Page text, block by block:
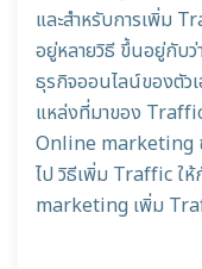
และสำหรับการเพิ่ม
อยู่หลายวิธี ขึ้นอยู่กับว่
ธุรกิจออนไลน์ของตัว
แหล่งที่มาของ
Online marketing
ไป วิธีเพิ่ม Traffic ใ
marketing เพิ่ม